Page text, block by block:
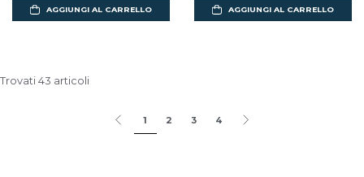
AGGIUNGI AL CARRELLO AGGIUNGI AL CARRELLO
Trovati 43 articoli
1 2 3 4